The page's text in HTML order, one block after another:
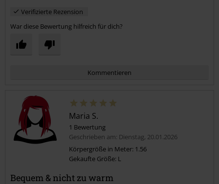
Verifizierte Rezension
War diese Bewertung hilfreich für dich?
Kommentieren
Kommentar jetzt abschicken!
Maria S.
1 Bewertung
Geschrieben am: Dienstag, 20.01.2026
Körpergröße in Meter: 1.56
Gekaufte Größe: L
Bequem & nicht zu warm